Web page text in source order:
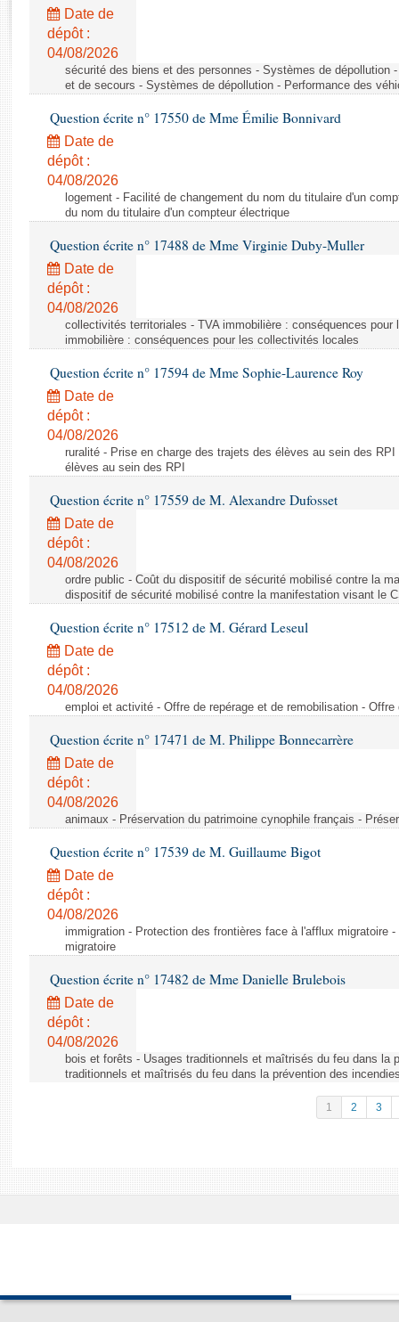
Rapports législatifs
Rapports sur l'application des lois
Baromètre de l’application des lois
Dossiers législatifs
Budget et sécurité sociale
Questions écrites et orales
Comptes rendus des débats
Date de
dépôt :
04/08/2026
sécurité des biens et des personnes - Systèmes de dépollution
et de secours - Systèmes de dépollution - Performance des
Question écrite n° 17550 de Mme Émilie Bonnivard
Date de
dépôt :
04/08/2026
logement - Facilité de changement du nom du titulaire d'un
du nom du titulaire d'un compteur électrique
Question écrite n° 17488 de Mme Virginie Duby-Muller
Date de
dépôt :
04/08/2026
collectivités territoriales - TVA immobilière : conséquences
immobilière : conséquences pour les collectivités locales
Question écrite n° 17594 de Mme Sophie-Laurence Roy
Date de
dépôt :
04/08/2026
ruralité - Prise en charge des trajets des élèves au sein des
élèves au sein des RPI
Question écrite n° 17559 de M. Alexandre Dufosset
Date de
dépôt :
04/08/2026
ordre public - Coût du dispositif de sécurité mobilisé contre la
dispositif de sécurité mobilisé contre la manifestation visant le
Question écrite n° 17512 de M. Gérard Leseul
Date de
dépôt :
04/08/2026
emploi et activité - Offre de repérage et de remobilisation -
Question écrite n° 17471 de M. Philippe Bonnecarrère
Date de
dépôt :
04/08/2026
animaux - Préservation du patrimoine cynophile français -
Question écrite n° 17539 de M. Guillaume Bigot
Date de
dépôt :
04/08/2026
immigration - Protection des frontières face à l'afflux migratoire
migratoire
Question écrite n° 17482 de Mme Danielle Brulebois
Date de
dépôt :
04/08/2026
bois et forêts - Usages traditionnels et maîtrisés du feu dans la
traditionnels et maîtrisés du feu dans la prévention des
1 2 3